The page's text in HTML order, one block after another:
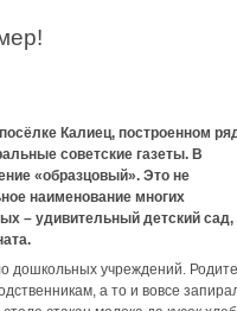
Калиец, построенном
советские газеты. В
«образцовый». Это не
наименование многих
– удивительный детский сад,
дошкольных учреждений.
а то и вовсе